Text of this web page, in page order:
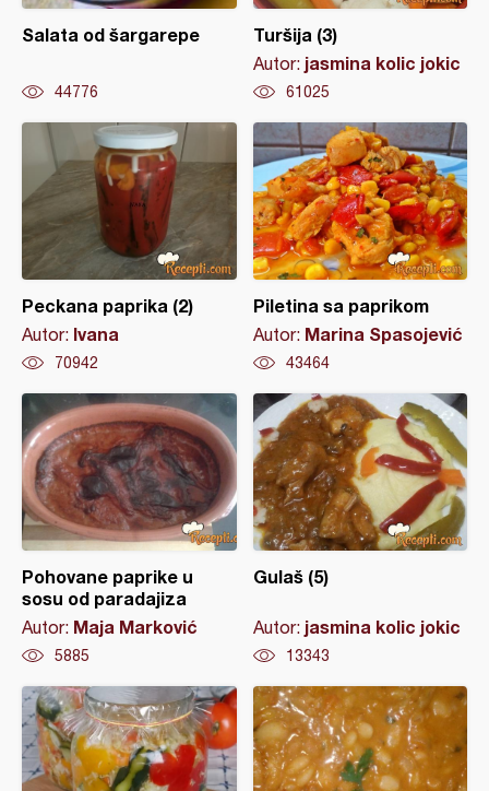
Salata od šargarepe
44776
Turšija (3)
Autor: jasmina kolic jokic
61025
Peckana paprika (2)
Autor: Ivana
70942
Piletina sa paprikom
Autor: Marina Spasojević
43464
Pohovane paprike u
sosu od paradajiza
Autor: Maja Marković
5885
Gulaš (5)
Autor: jasmina kolic jokic
13343